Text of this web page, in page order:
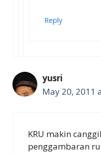
Reply
yusri
May 20, 2011
KRU makin
penggambaran